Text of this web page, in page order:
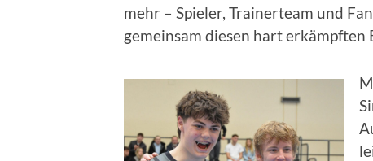
mehr – Spieler, Trainerteam und
gemeinsam diesen hart erkämpften